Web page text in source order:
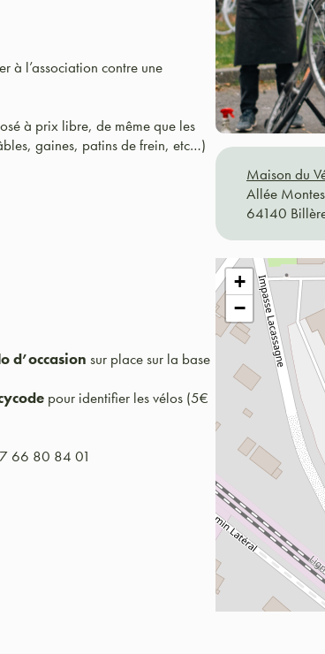
à l’association contre une
à prix libre, de même que les
gaines, patins de frein, etc…)
d’occasion sur place sur la base
pour identifier les vélos (5€
66 80 84 01
Maison du
Allée
64140
+
−